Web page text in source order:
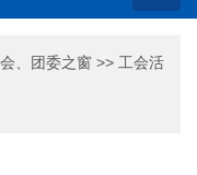
、团委之窗 >> 工会活